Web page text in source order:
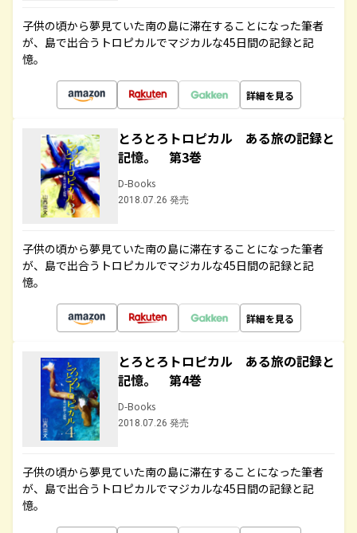
子供の頃から夢見ていた南の島に滞在することになった筆者
が、島で出合うトロピカルでマジカルな45日間の記録と記
憶。
詳細を見る
とろとろトロピカル ある旅の記録と
記憶。 第3巻
D-Books
2018.07.26 発売
子供の頃から夢見ていた南の島に滞在することになった筆者
が、島で出合うトロピカルでマジカルな45日間の記録と記
憶。
詳細を見る
とろとろトロピカル ある旅の記録と
記憶。 第4巻
D-Books
2018.07.26 発売
子供の頃から夢見ていた南の島に滞在することになった筆者
が、島で出合うトロピカルでマジカルな45日間の記録と記
憶。